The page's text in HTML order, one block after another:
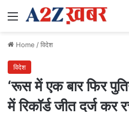
Menu
Home /विदेश
विदेश
‘रूस में एक बार फिर
में रिकॉर्ड जीत दर्ज कर